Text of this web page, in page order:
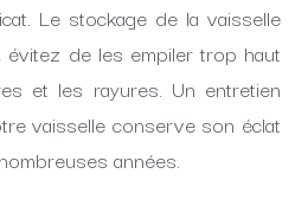
Le stockage de la vaisselle
évitez de les empiler trop haut
et les rayures. Un entretien
vaisselle conserve son éclat
années.